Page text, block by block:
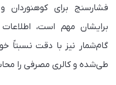
فشارسنج برای کوهنوردان
برایشان مهم است،
گام‌شمار نیز با دقت نسبتاً
طی‌شده و کالری مصرفی را